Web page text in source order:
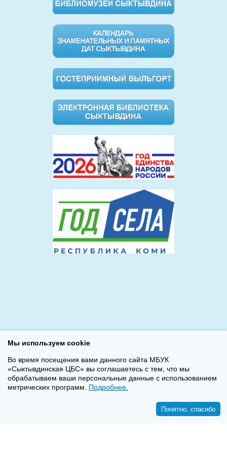
Мы используем cookie
Во время посещения вами данного сайта МБУК
«Сыктывдинская ЦБС» вы соглашаетесь с тем, что мы
обрабатываем ваши персональные данные с использованием
метрических программ. Подробнее.
Понятно, спасибо